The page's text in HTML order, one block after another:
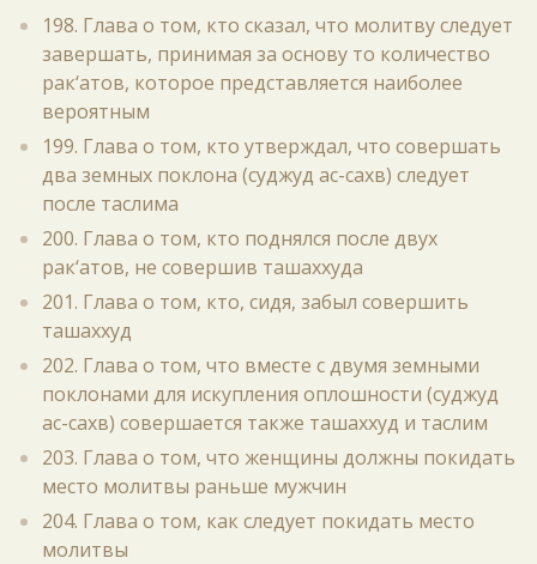
198. Глава о том, кто сказал, что молитву следует
завершать, принимая за основу то количество
рак‘атов, которое представляется наиболее
вероятным
199. Глава о том, кто утверждал, что совершать
два земных поклона (суджуд ас-сахв) следует
после таслима
200. Глава о том, кто поднялся после двух
рак‘атов, не совершив ташаххуда
201. Глава о том, кто, сидя, забыл совершить
ташаххуд
202. Глава о том, что вместе с двумя земными
поклонами для искупления оплошности (суджуд
ас-сахв) совершается также ташаххуд и таслим
203. Глава о том, что женщины должны покидать
место молитвы раньше мужчин
204. Глава о том, как следует покидать место
молитвы